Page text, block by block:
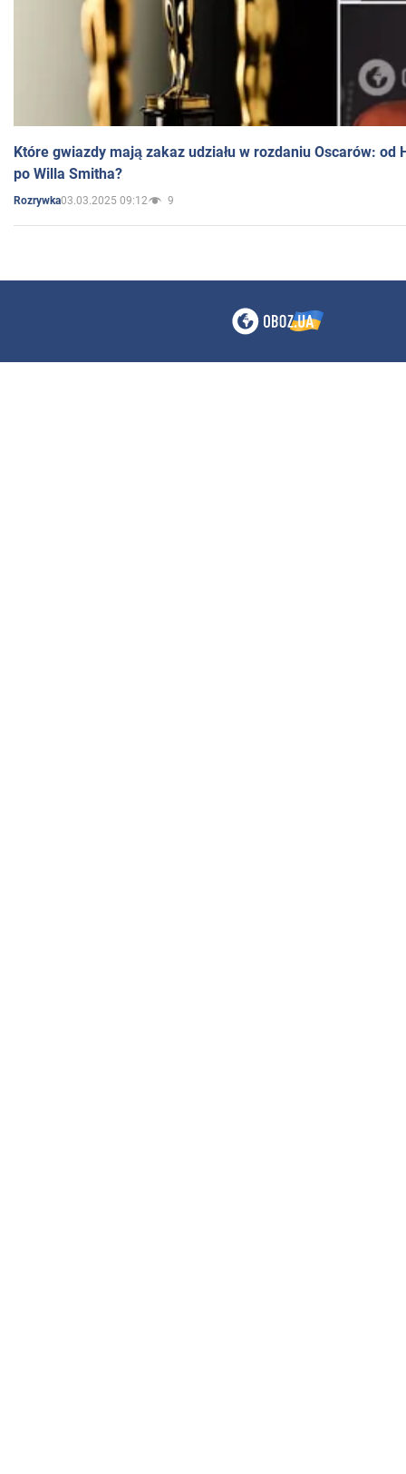
Które gwiazdy mają zakaz udziału w rozdaniu Oscarów: od
po Willa Smitha?
Rozrywka03.03.2025 09:12 9